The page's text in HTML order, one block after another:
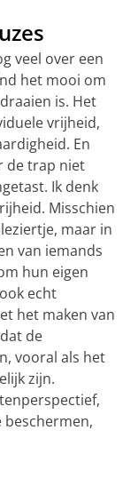
veel over een
het mooi om
is. Het
vrijheid,
En
de trap niet
Ik denk
Misschien
maar in
van iemands
hun eigen
echt
het maken van
de
vooral als het
zijn.
beschermen,